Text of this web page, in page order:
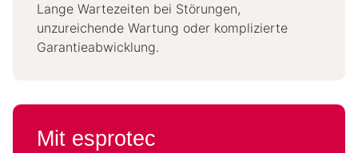
Lange Wartezeiten bei Störungen,
unzureichende Wartung oder komplizierte
Garantieabwicklung.
Mit esprotec